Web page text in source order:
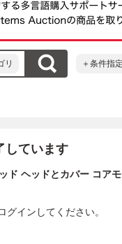
リ ＋条件指定
しています
ド ヘッドとカバー コア
インしてください。